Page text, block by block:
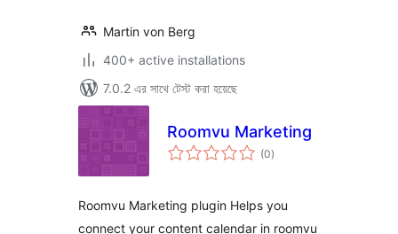
Martin von Berg
400+ active installations
7.0.2 এর সাথে টেস্ট করা হয়েছে
Roomvu Marketing
(0total
ratings
)
Roomvu Marketing plugin Helps you
connect your content calendar in roomvu